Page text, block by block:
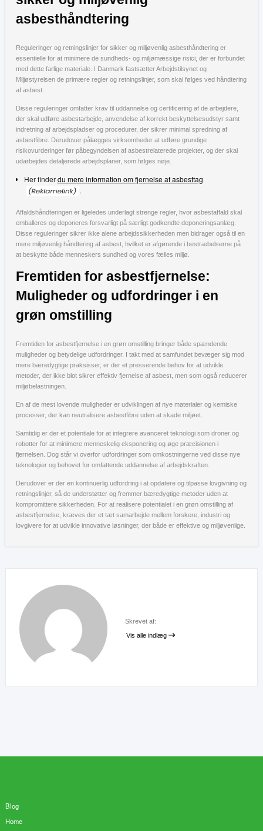
asbesthåndtering
Reguleringer og retningslinjer for sikker og miljøvenlig asbesthåndtering er
essentielle for at minimere de sundheds- og miljømæssige risici, der er forbundet
med dette farlige materiale. I Danmark fastsætter Arbejdstilsynet og
Miljøstyrelsen de primære regler og retningslinjer, som skal følges ved håndtering
af asbest.
Disse reguleringer omfatter krav til uddannelse og certificering af de arbejdere,
der skal udføre asbestarbejde, anvendelse af korrekt beskyttelsesudstyr samt
indretning af arbejdspladser og procedurer, der sikrer minimal spredning af
asbestfibre. Derudover pålægges virksomheder at udføre grundige
risikovurderinger før påbegyndelsen af asbestrelaterede projekter, og der skal
udarbejdes detaljerede arbejdsplaner, som følges nøje.
Her finderdu mere information om fjernelse af asbesttag
.
Affaldshåndteringen er ligeledes underlagt strenge regler, hvor asbestaffald skal
emballeres og deponeres forsvarligt på særligt godkendte deponeringsanlæg.
Disse reguleringer sikrer ikke alene arbejdssikkerheden men bidrager også til en
mere miljøvenlig håndtering af asbest, hvilket er afgørende i bestræbelserne på
at beskytte både menneskers sundhed og vores fælles miljø.
Fremtiden for asbestfjernelse:
Muligheder og udfordringer i en
grøn omstilling
Fremtiden for asbestfjernelse i en grøn omstilling bringer både spændende
muligheder og betydelige udfordringer. I takt med at samfundet bevæger sig mod
mere bæredygtige praksisser, er der et presserende behov for at udvikle
metoder, der ikke blot sikrer effektiv fjernelse af asbest, men som også reducerer
miljøbelastningen.
En af de mest lovende muligheder er udviklingen af nye materialer og kemiske
processer, der kan neutralisere asbestfibre uden at skade miljøet.
Samtidig er der et potentiale for at integrere avanceret teknologi som droner og
robotter for at minimere menneskelig eksponering og øge præcisionen i
fjernelsen. Dog står vi overfor udfordringer som omkostningerne ved disse nye
teknologier og behovet for omfattende uddannelse af arbejdskraften.
Derudover er der en kontinuerlig udfordring i at opdatere og tilpasse lovgivning og
retningslinjer, så de understøtter og fremmer bæredygtige metoder uden at
kompromittere sikkerheden. For at realisere potentialet i en grøn omstilling af
asbestfjernelse, kræves der et tæt samarbejde mellem forskere, industri og
lovgivere for at udvikle innovative løsninger, der både er effektive og miljøvenlige.
Skrevet af:
Vis alle indlæg
Blog
Home